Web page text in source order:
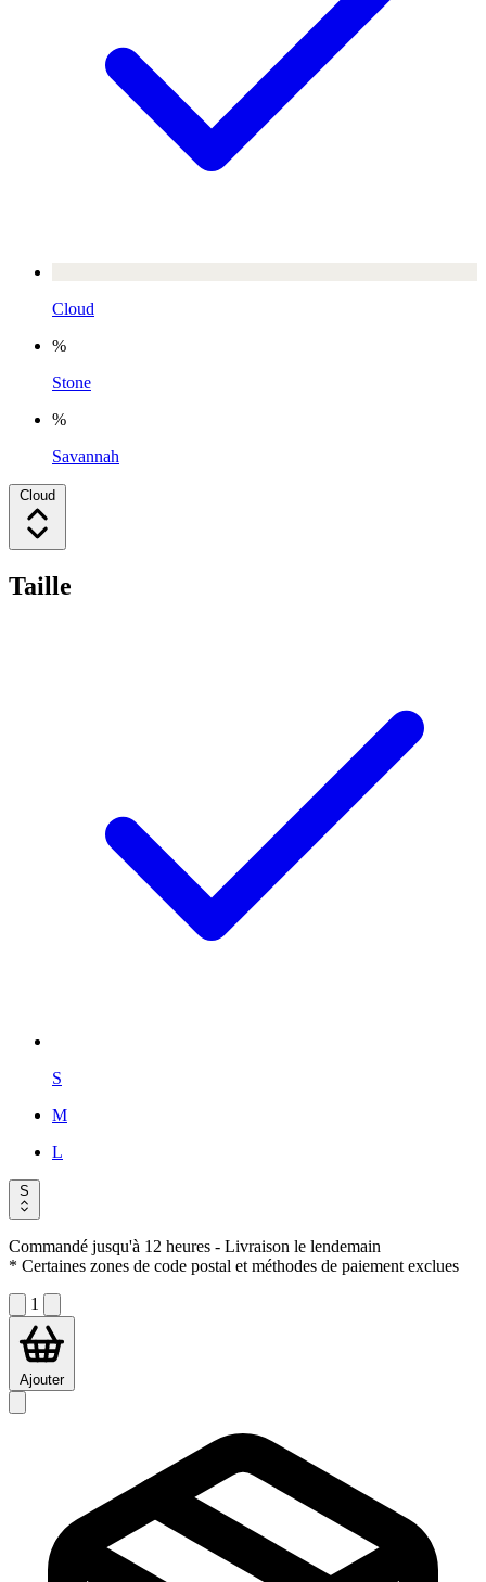
Cloud
%
Stone
%
Savannah
Cloud
Taille
S
M
L
S
Commandé jusqu'à 12 heures - Livraison le lendemain
* Certaines zones de code postal et méthodes de paiement exclues
1
Ajouter